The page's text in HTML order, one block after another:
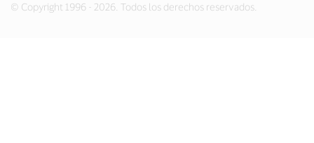
© Copyright 1996 - 2026. Todos los derechos reservados.